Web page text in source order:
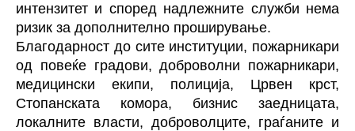
интензитет и според надлежните служби нема
ризик за дополнително проширување.
Благодарност до сите институции, пожарникари
од повеќе градови, доброволни пожарникари,
медицински екипи, полиција, Црвен крст,
Стопанската комора, бизнис заедницата,
локалните власти, доброволците, граѓаните и